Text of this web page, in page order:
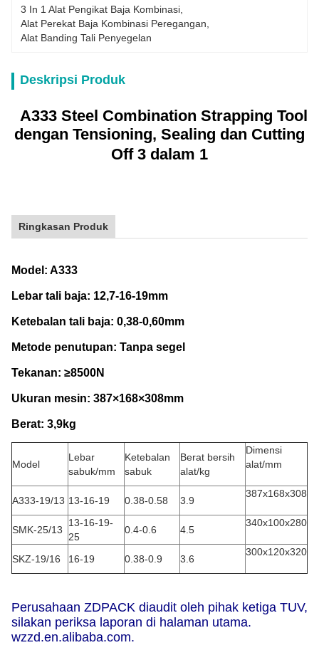
3 In 1 Alat Pengikat Baja Kombinasi
Alat Perekat Baja Kombinasi Peregangan
Alat Banding Tali Penyegelan
Deskripsi Produk
A333 Steel Combination Strapping Tool
dengan Tensioning, Sealing dan Cutting
Off 3 dalam 1
Ringkasan Produk
Model: A333
Lebar tali baja: 12,7-16-19mm
Ketebalan tali baja: 0,38-0,60mm
Metode penutupan: Tanpa segel
Tekanan: ≥8500N
Ukuran mesin: 387×168×308mm
Berat: 3,9kg
Model
Lebar
sabuk/mm
Ketebalan
sabuk
Berat bersih
alat/kg
Dimensi
alat/mm
A333-19/13 13-16-19 0.38-0.58 3.9
387x168x308
SMK-25/13
13-16-19-
25
0.4-0.6 4.5
340x100x280
SKZ-19/16 16-19 0.38-0.9 3.6
300x120x320
Perusahaan ZDPACK diaudit oleh pihak ketiga TUV,
silakan periksa laporan di halaman utama.
wzzd.en.alibaba.com.